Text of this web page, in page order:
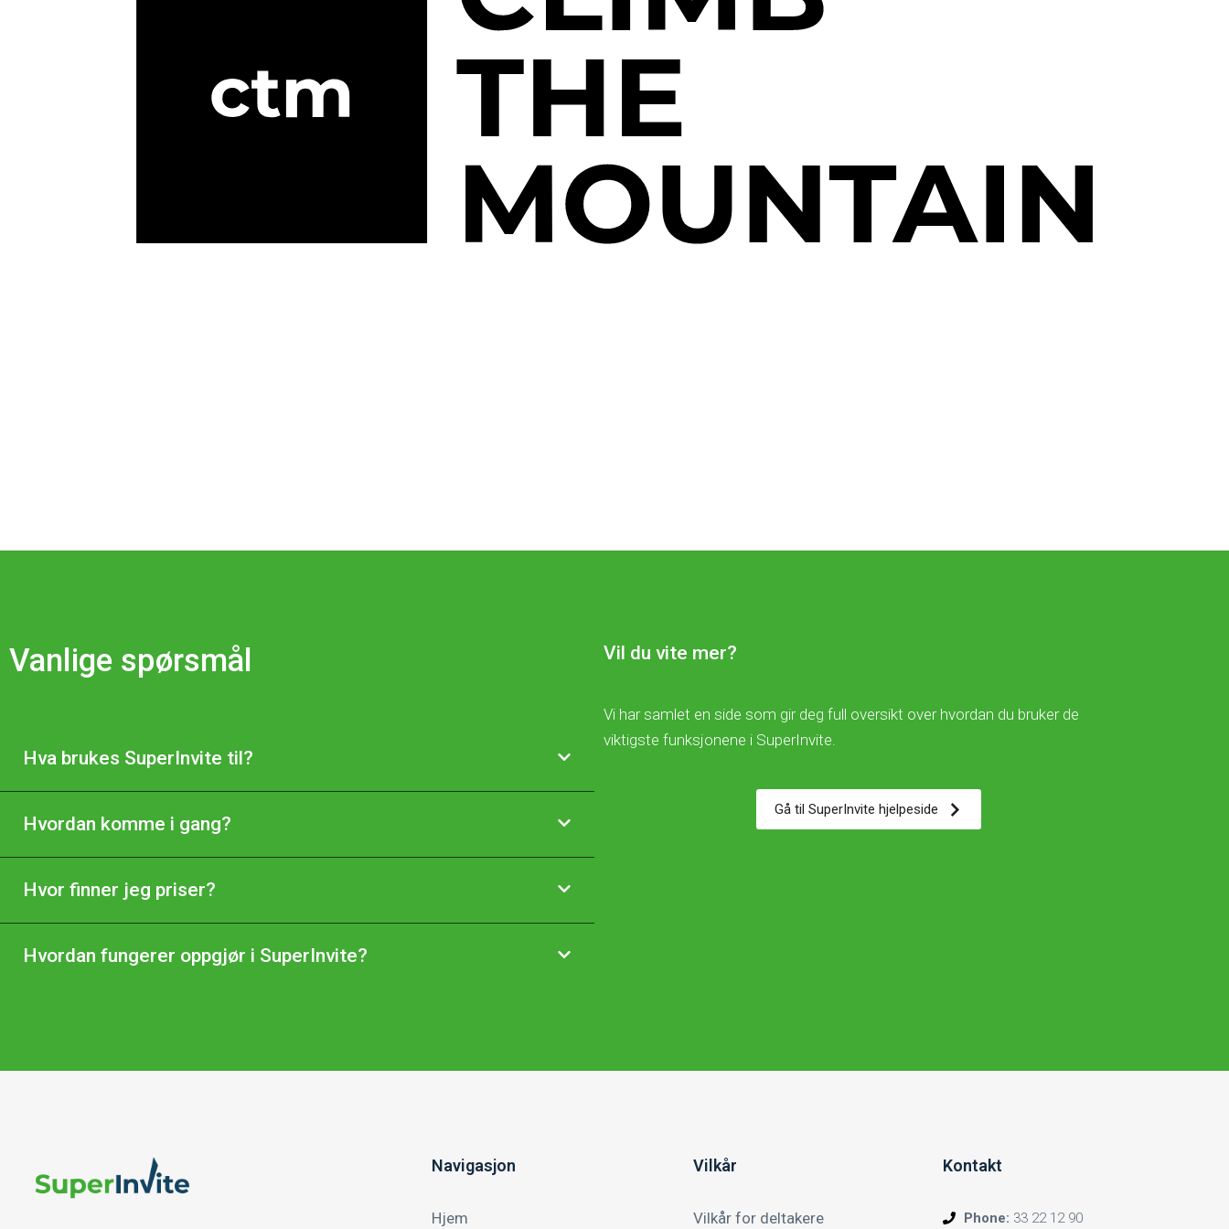
Vanlige spørsmål
Hva brukes SuperInvite til?
Hvordan komme i gang?
Hvor finner jeg priser?
Hvordan fungerer oppgjør i SuperInvite?
Vil du vite mer?
Vi har samlet en side som gir deg full oversikt over hvordan du bruker de
viktigste funksjonene i SuperInvite.
Gå til SuperInvite hjelpeside
Navigasjon
Hjem
Vilkår
Vilkår for deltakere
Kontakt
Phone: 33 22 12 90